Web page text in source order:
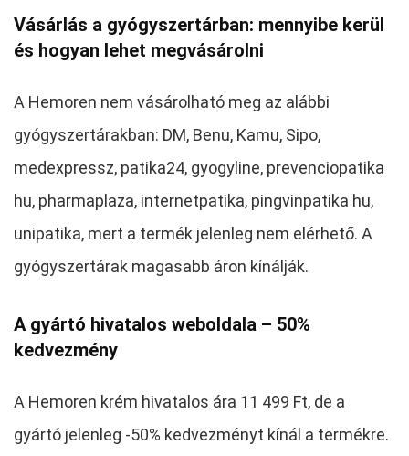
Vásárlás a gyógyszertárban: mennyibe kerül
és hogyan lehet megvásárolni
A Hemoren nem vásárolható meg az alábbi
gyógyszertárakban: DM, Benu, Kamu, Sipo,
medexpressz, patika24, gyogyline, prevenciopatika
hu, pharmaplaza, internetpatika, pingvinpatika hu,
unipatika, mert a termék jelenleg nem elérhető. A
gyógyszertárak magasabb áron kínálják.
A gyártó hivatalos weboldala – 50%
kedvezmény
A Hemoren krém hivatalos ára 11 499 Ft, de a
gyártó jelenleg -50% kedvezményt kínál a termékre.